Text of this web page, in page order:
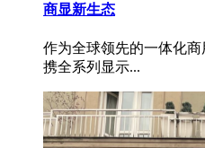
商显新生态
作为全球领先的一体化
携全系列显示...